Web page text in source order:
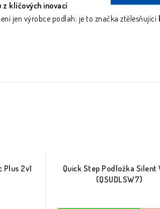
z klíčových inovací
jen výrobce podlah; je to značka ztělesňující
Plus 2v1
Quick Step Podložka Silent
(QSUDLSW7)